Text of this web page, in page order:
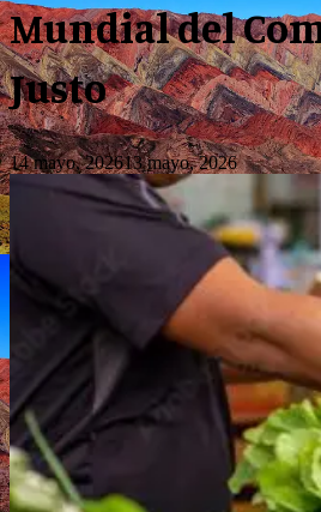
Mundial del
Justo
14 mayo, 202613 mayo, 2026